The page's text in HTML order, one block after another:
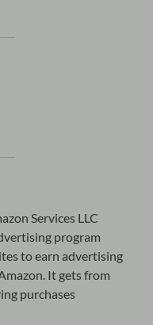
Services LLC
program
to earn advertising
It gets from
purchases